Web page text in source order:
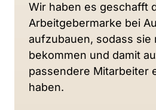
Wir haben es geschafft
Arbeitgebermarke bei
aufzubauen, sodass sie
bekommen und damit
passendere Mitarbeiter
haben.